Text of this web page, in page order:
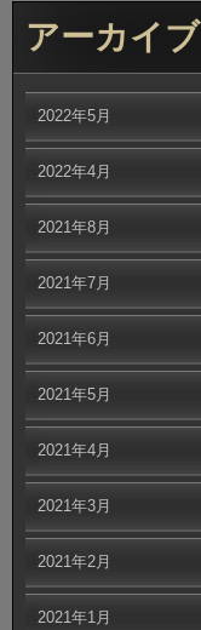
アーカイブ
2022年5月
2022年4月
2021年8月
2021年7月
2021年6月
2021年5月
2021年4月
2021年3月
2021年2月
2021年1月